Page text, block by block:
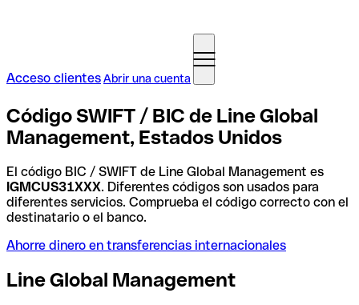
Acceso clientesAbrir una cuenta
Código SWIFT / BIC de Line Global
Management, Estados Unidos
El código BIC / SWIFT de Line Global Management es
IGMCUS31XXX. Diferentes códigos son usados para
diferentes servicios. Comprueba el código correcto con el
destinatario o el banco.
Ahorre dinero en transferencias internacionales
Line Global Management